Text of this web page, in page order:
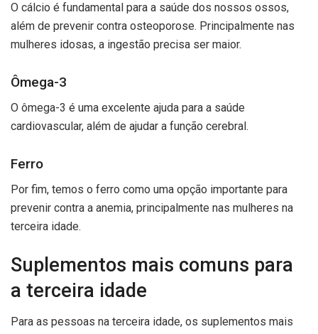
O cálcio é fundamental para a saúde dos nossos ossos,
além de prevenir contra osteoporose. Principalmente nas
mulheres idosas, a ingestão precisa ser maior.
Ômega-3
O ômega-3 é uma excelente ajuda para a saúde
cardiovascular, além de ajudar a função cerebral.
Ferro
Por fim, temos o ferro como uma opção importante para
prevenir contra a anemia, principalmente nas mulheres na
terceira idade.
Suplementos mais comuns para
a terceira idade
Para as pessoas na terceira idade, os suplementos mais